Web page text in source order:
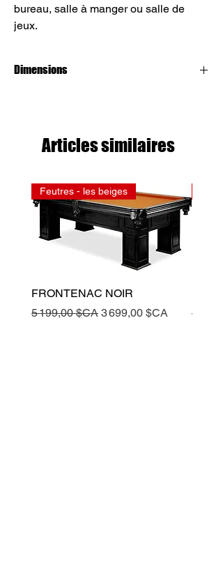
bureau, salle à manger ou salle de
jeux.
Dimensions
Articles similaires
Feutres - les beiges
FRONTENAC NOIR
Prix original
5 199,00 $CA Prix promotionnel
3 699,00 $CA
Prix
5